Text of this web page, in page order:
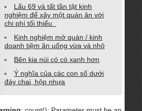
Lẩu 69 và tất tần tật kinh
nghiệm để xây một quán ăn với
chi phí tối thiểu
Kinh nghiệm mở quán / kinh
doanh tiệm ăn uống vừa và nhỏ
Bên kia núi cỏ có xanh hơn
Ý nghĩa của các con số dưới
đáy chai, hộp nhựa